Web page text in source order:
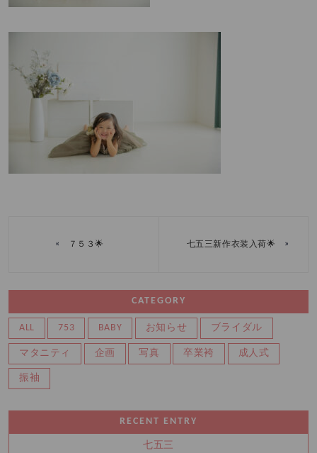
« ７５３🌟 七五三新作衣装入荷🌟 »
CATEGORY
ALL 753 BABY お知らせ ブライダル
マタニティ 企画 写真 卒業袴 成人式
振袖
RECENT ENTRY
七五三